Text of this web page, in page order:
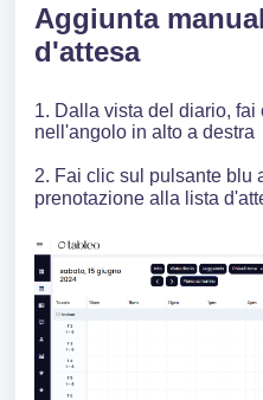
Aggiunta
d'attesa
1. Dalla vista del diario,
nell'angolo in alto a destra
2. Fai clic sul pulsante blu
prenotazione alla lista